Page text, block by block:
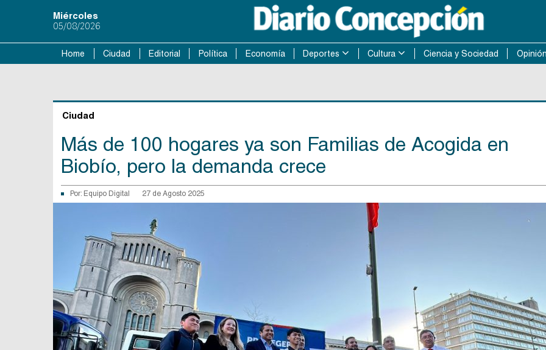
Miércoles
05/08/2026
Home Ciudad Editorial Política Economía Deportes Cultura Ciencia y Sociedad Opinión
Ciudad
Más de 100 hogares ya son Familias de Acogida en
Biobío, pero la demanda crece
Por: Equipo Digital 27 de Agosto 2025